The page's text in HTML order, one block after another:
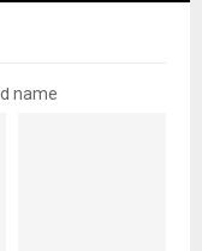
name